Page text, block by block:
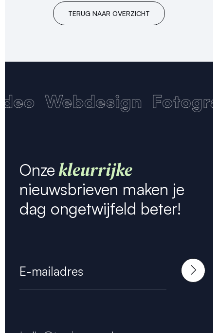
TERUG NAAR OVERZICHT
Webdesign
Onzekleurrijke
nieuwsbrieven maken je
dag ongetwijfeld beter!